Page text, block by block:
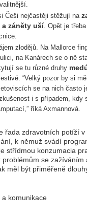
Češi nejčastěji stěžují na
záněty uší. Opět je
zlodějů. Na Mallorce
na Kanárech se o ně
se tu různé druhy
“Velký pozor by si
se na nich často
i s případem, kdy
” říká Axmannová.
řada zdravotních potíží
k němuž svádí
střídmou konzumacia
se zažíváním
měl být přiměřeně
komunikace